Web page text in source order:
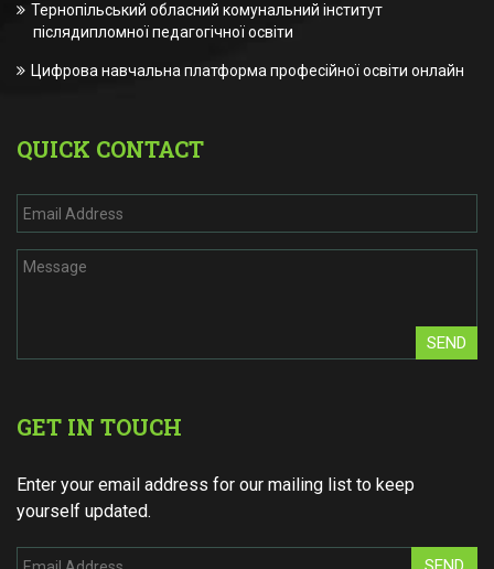
Тернопільський обласний комунальний інститут
післядипломної педагогічної освіти
Цифрова навчальна платформа професійної освіти онлайн
QUICK CONTACT
SEND
GET IN TOUCH
Enter your email address for our mailing list to keep
yourself updated.